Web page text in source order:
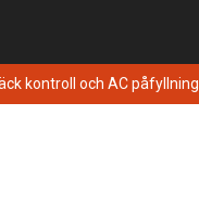
kontroll och AC påfyllning